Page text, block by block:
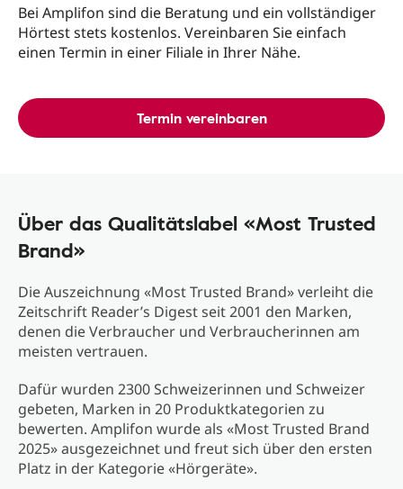
Bei Amplifon sind die Beratung und ein vollständiger
Hörtest stets kostenlos. Vereinbaren Sie einfach
einen Termin in einer Filiale in Ihrer Nähe.
Termin vereinbaren
Über das Qualitätslabel «Most Trusted
Brand»
Die Auszeichnung «Most Trusted Brand» verleiht die
Zeitschrift Reader’s Digest seit 2001 den Marken,
denen die Verbraucher und Verbraucherinnen am
meisten vertrauen.
Dafür wurden 2300 Schweizerinnen und Schweizer
gebeten, Marken in 20 Produktkategorien zu
bewerten. Amplifon wurde als «Most Trusted Brand
2025» ausgezeichnet und freut sich über den ersten
Platz in der Kategorie «Hörgeräte».